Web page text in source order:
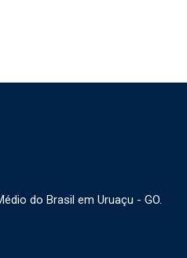
do Brasil em Uruaçu - GO.